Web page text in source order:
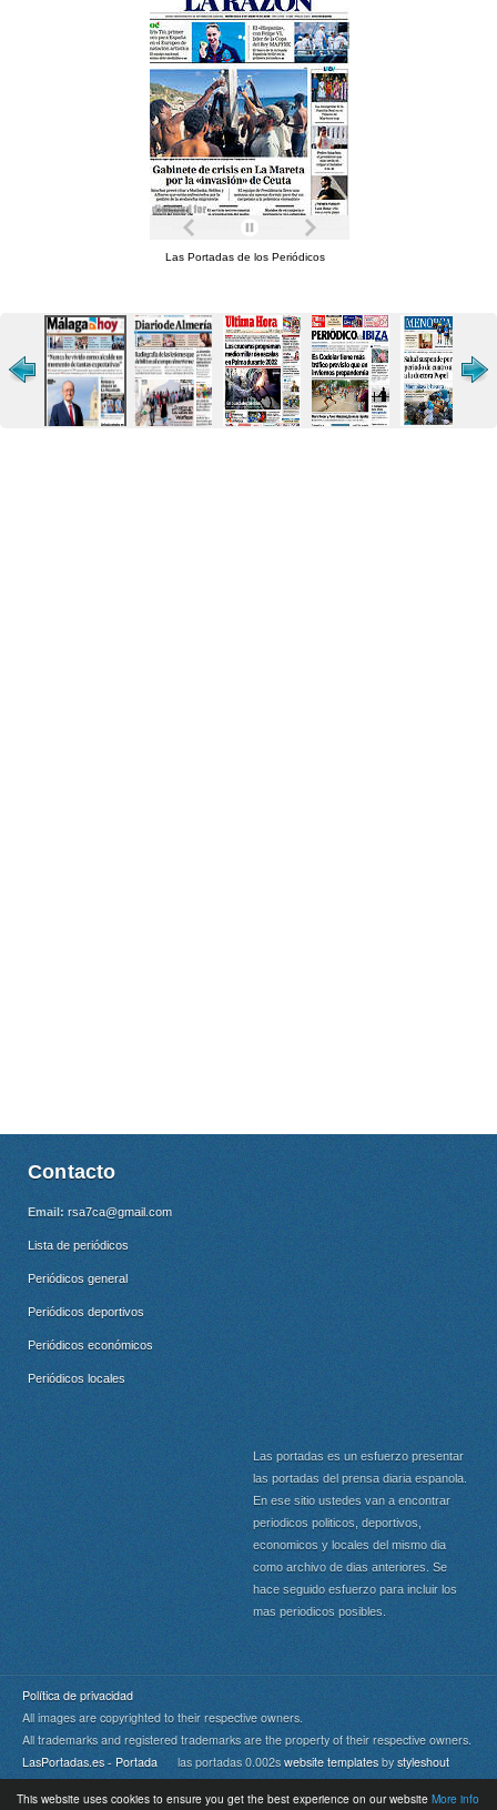
This website uses cookies to ensure you get the best experience on our website More info
Las Portadas de los Periódicos
Contacto
Email: rsa7ca@gmail.com
Lista de periódicos
Periódicos general
Periódicos deportivos
Periódicos económicos
Periódicos locales
Las portadas es un esfuerzo presentar
las portadas del prensa diaria espanola.
En ese sitio ustedes van a encontrar
periodicos politicos, deportivos,
economicos y locales del mismo dia
como archivo de dias anteriores. Se
hace seguido esfuerzo para incluir los
mas periodicos posibles.
Política de privacidad
All images are copyrighted to their respective owners.
All trademarks and registered trademarks are the property of their respective owners.
LasPortadas.es - Portada las portadas 0.002s website templates by styleshout